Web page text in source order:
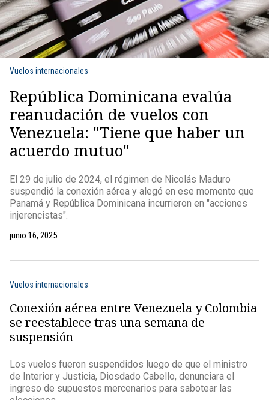
Vuelos internacionales
República Dominicana evalúa
reanudación de vuelos con
Venezuela: "Tiene que haber un
acuerdo mutuo"
El 29 de julio de 2024, el régimen de Nicolás Maduro
suspendió la conexión aérea y alegó en ese momento que
Panamá y República Dominicana incurrieron en "acciones
injerencistas".
junio 16, 2025
Vuelos internacionales
Conexión aérea entre Venezuela y Colombia
se reestablece tras una semana de
suspensión
Los vuelos fueron suspendidos luego de que el ministro
de Interior y Justicia, Diosdado Cabello, denunciara el
ingreso de supuestos mercenarios para sabotear las